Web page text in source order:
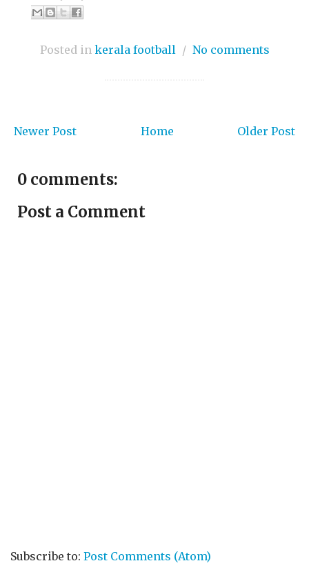
Posted in kerala football / No comments
Newer Post Older Post
Home
0 comments:
Post a Comment
Subscribe to: Post Comments (Atom)